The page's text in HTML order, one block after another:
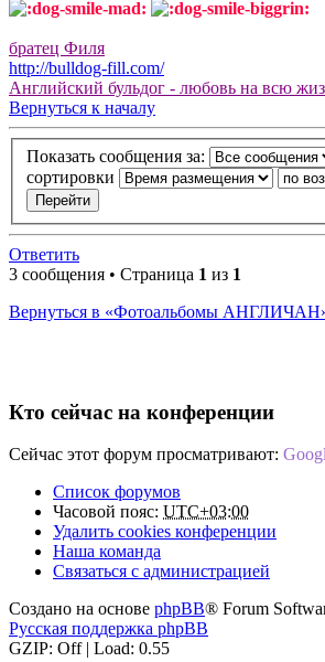
братец Филя
http://bulldog-fill.com/
Английский бульдог - любовь на всю
Вернуться к началу
Показать сообщения за:
сортировки
Ответить
3 сообщения • Страница 1 из 1
Вернуться в «Фотоальбомы
Кто сейчас на конференции
Сейчас этот форум просматривают:
Список форумов
Часовой пояс: UTC+03:00
Удалить cookies конференции
Наша команда
Связаться с администрацией
Создано на основе phpBB® Forum
Русская поддержка phpBB
GZIP: Off | Load: 0.55